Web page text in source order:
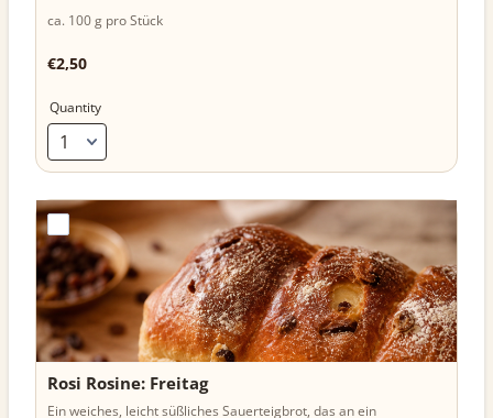
ca. 100 g pro Stück
€2,50
€2,50
Quantity
Rosi Rosine: Freitag
Ein weiches, leicht süßliches Sauerteigbrot, das an ein